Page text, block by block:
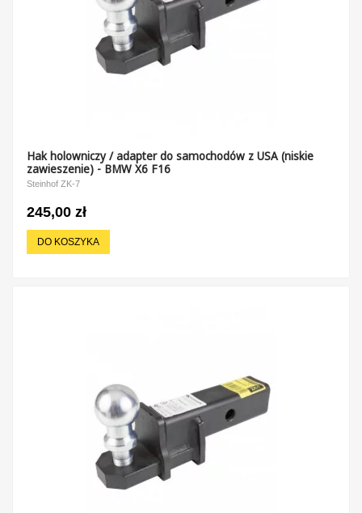
Hak holowniczy / adapter do samochodów z USA (niskie
zawieszenie) - BMW X6 F16
Steinhof ZK-7
245,00 zł
DO KOSZYKA